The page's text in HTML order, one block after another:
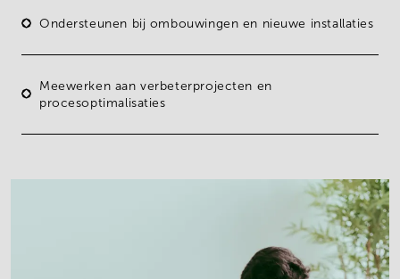
Ondersteunen bij ombouwingen en nieuwe installaties
Meewerken aanverbeterprojecten en
procesoptimalisaties